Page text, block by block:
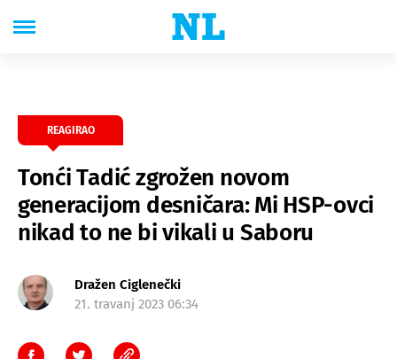
REAGIRAO
Tonći Tadić zgrožen novom
generacijom desničara: Mi HSP-ovci
nikad to ne bi vikali u Saboru
Dražen Ciglenečki
21. travanj 2023 06:34